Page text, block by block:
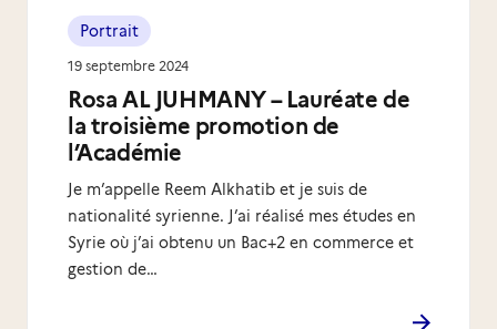
Rosa AL JUHMANY – Lauréate de
la troisième promotion de
l’Académie
Portrait
Je m’appelle Reem Alkhatib et je suis de
nationalité syrienne. J’ai réalisé mes études en
Syrie où j’ai obtenu un Bac+2 en commerce et
gestion de…
19 septembre 2024